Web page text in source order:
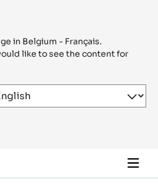
in Belgium - Français.
like to see the content for
main